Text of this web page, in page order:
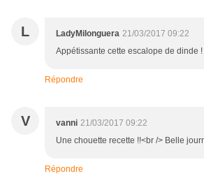
L LadyMilonguera 21/03/2017 09:22
Appétissante cette escalope de dinde !
Répondre
V vanni 21/03/2017 09:22
Une chouette recette !!<br /> Belle
Répondre